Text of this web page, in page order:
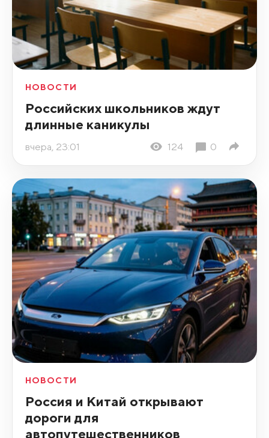
НОВОСТИ
Российских школьников ждут
длинные каникулы
вчера, 23:01 124 0
НОВОСТИ
Россия и Китай открывают
дороги для
автопутешественников